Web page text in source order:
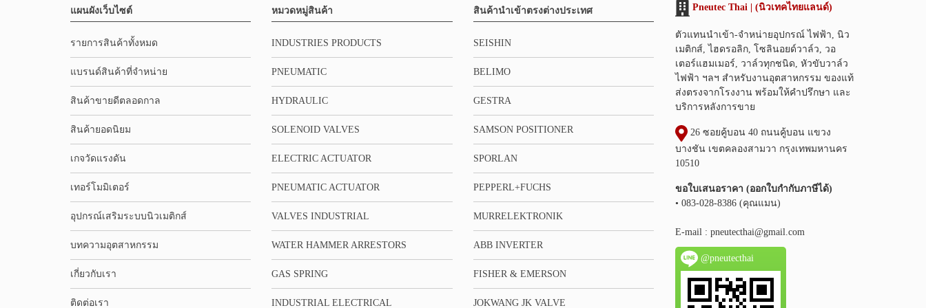
แผนผังเว็บไซต์
รายการสินค้าทั้งหมด
แบรนด์สินค้าที่จำหน่าย
สินค้าขายดีตลอดกาล
สินค้ายอดนิยม
เกจวัดแรงดัน
เทอร์โมมิเตอร์
อุปกรณ์เสริมระบบนิวเมติกส์
บทความอุตสาหกรรม
เกี่ยวกับเรา
ติดต่อเรา
หมวดหมู่สินค้า
INDUSTRIES PRODUCTS
PNEUMATIC
HYDRAULIC
SOLENOID VALVES
ELECTRIC ACTUATOR
PNEUMATIC ACTUATOR
VALVES INDUSTRIAL
WATER HAMMER ARRESTORS
GAS SPRING
INDUSTRIAL ELECTRICAL
สินค้านำเข้าตรงต่างประเทศ
SEISHIN
BELIMO
GESTRA
SAMSON POSITIONER
SPORLAN
PEPPERL+FUCHS
MURRELEKTRONIK
ABB INVERTER
FISHER & EMERSON
JOKWANG JK VALVE
Pneutec Thai | (นิวเทคไทยแลนด์)
ตัวแทนนำเข้า-จำหน่ายอุปกรณ์ ไฟฟ้า, นิว
เมติกส์, ไฮดรอลิก, โซลินอยด์วาล์ว, วอ
เตอร์แฮมเมอร์, วาล์วทุกชนิด, หัวขับวาล์ว
ไฟฟ้า ฯลฯ สำหรับงานอุตสาหกรรม ของแท้
ส่งตรงจากโรงงาน พร้อมให้คำปรึกษา และ
บริการหลังการขาย
26 ซอยคู้บอน 40 ถนนคู้บอน แขวง
บางชัน เขตคลองสามวา กรุงเทพมหานคร
10510
ขอใบเสนอราคา (ออกใบกำกับภาษีได้)
• 083-028-8386 (คุณแมน)
E-mail : pneutecthai@gmail.com
@pneutecthai